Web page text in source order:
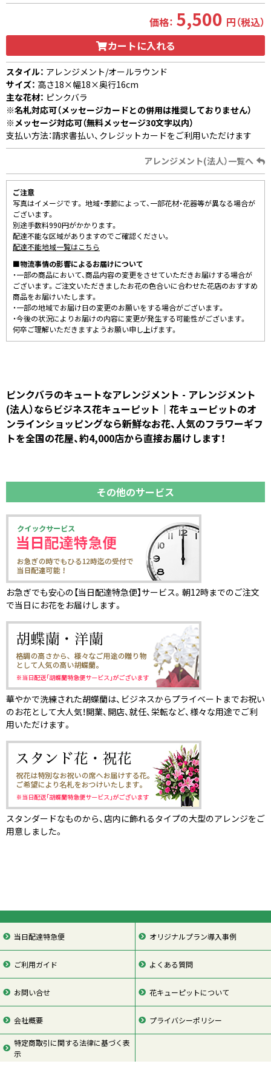
価格： 5,500 円（税込）
カートに入れる
スタイル： アレンジメント/オールラウンド
サイズ： 高さ18×幅18×奥行16cm
主な花材： ピンクバラ
※名札対応可（メッセージカードとの併用は推奨しておりません）
※メッセージ対応可（無料メッセージ30文字以内）
支払い方法：請求書払い、クレジットカードをご利用いただけます
アレンジメント(法人）一覧へ
ご注意
写真はイメージです。 地域・季節によって、一部花材・花器等が異なる場合が
ございます。
別途手数料990円がかかります。
配達不能な区域がありますのでご確認ください。
配達不能地域一覧はこちら
■物流事情の影響によるお届けについて
・一部の商品において、商品内容の変更をさせていただきお届けする場合が
ございます。ご注文いただきましたお花の色合いに合わせた花店のおすすめ
商品をお届けいたします。
・一部の地域でお届け日の変更のお願いをする場合がございます。
・今後の状況によりお届けの内容に変更が発生する可能性がございます。
何卒ご理解いただきますようお願い申し上げます。
ピンクバラのキュートなアレンジメント - アレンジメント
(法人）ならビジネス花キューピット｜花キューピットのオ
ンラインショッピングなら新鮮なお花、人気のフラワーギフ
トを全国の花屋、約4,000店から直接お届けします！
その他のサービス
お急ぎでも安心の【当日配達特急便】サービス。朝12時までのご注文
で当日にお花をお届けします。
華やかで洗練された胡蝶蘭は、ビジネスからプライベートまでお祝い
のお花として大人気！開業、開店、就任、栄転など、様々な用途でご利
用いただけます。
スタンダードなものから、店内に飾れるタイプの大型のアレンジをご
用意しました。
当日配達特急便 オリジナルプラン導入事例
ご利用ガイド よくある質問
お問い合せ 花キューピットについて
会社概要 プライバシーポリシー
特定商取引に関する法律に基づく表
示